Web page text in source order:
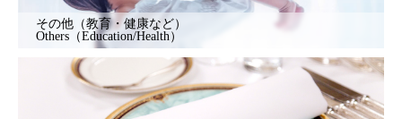
その他（教育・健康など）
Others（Education/Health）